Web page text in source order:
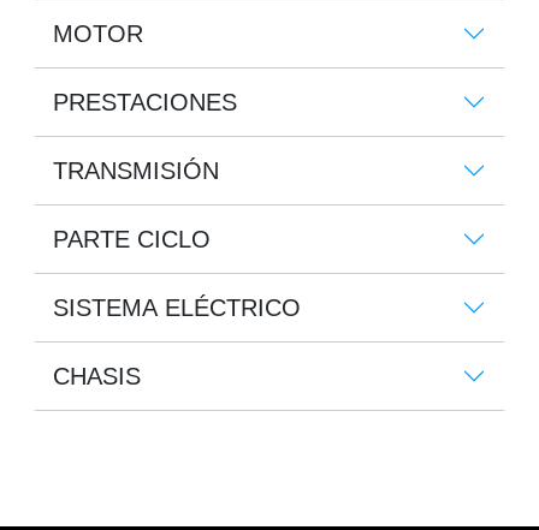
MOTOR
PRESTACIONES
TRANSMISIÓN
PARTE CICLO
SISTEMA ELÉCTRICO
CHASIS